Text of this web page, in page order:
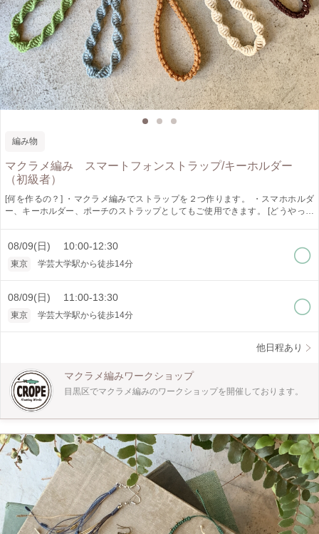
編み物
マクラメ編み スマートフォンストラップ/キーホルダー
（初級者）
[何を作るの？] ・マクラメ編みでストラップを２つ作ります。 ・スマホホルダ
ー、キーホルダー、ポーチのストラップとしてもご使用できます。 [どうやって
ロープの色が選べます。（時期により色は異なります） ・ナスカン（金具）は
時期により種類が異なります。 ・少人数制でゆっくり教えられます。 [どんな人
お越しください。 [是非知ってほしい] ・マクラメ編みは手で紐を結びデザインを
作り出すことの出来る技法です。 インテリア、アクセサリーと幅広く作れま
す。 一つ作ると次に何を作ろうかなと楽しくなります。 是非体験してみてくだ
08/09(日) 10:00-12:30
東京 学芸大学駅から徒歩14分
08/09(日) 11:00-13:30
東京 学芸大学駅から徒歩14分
他日程あり
マクラメ編みワークショップ
目黒区でマクラメ編みのワークショップを開催しております。